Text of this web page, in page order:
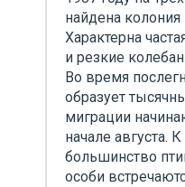
найдена
Характерна
и резкие
Во время
образует
миграции
начале августа.
большинство
особи